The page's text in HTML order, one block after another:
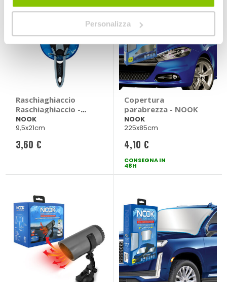
Personalizza
Raschiaghiaccio
Raschiaghiaccio -
NOOK
NOOK
9,5x21cm
3,60 €
Copertura
parabrezza - NOOK
NOOK
225x85cm
4,10 €
CONSEGNA IN
48H